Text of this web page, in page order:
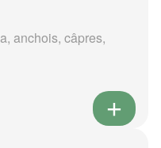
anchois, câpres,